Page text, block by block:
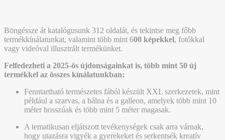
Böngéssze át katalógusunk 312 oldalát, és tekintse meg főbb
termékkínálatunkat, valamint több mint 600 képekkel, fotókkal
vagy videóval illusztrált termékünket.
Felfedezheti a 2025-ös újdonságainkat is, több mint 50 új
termékkel az összes kínálatunkban:
Fenntartható természetes fából készült XXL szerkezetek, mint
például a szarvas, a bálna és a galleon, amelyek több mint 10
méter hosszúak és több mint 5 méter magasak.
A tematikusan eljátszott tevékenységek csak arra várnak,
hogy utazásra vigyék a gyerekeket és serkentsék kreatív